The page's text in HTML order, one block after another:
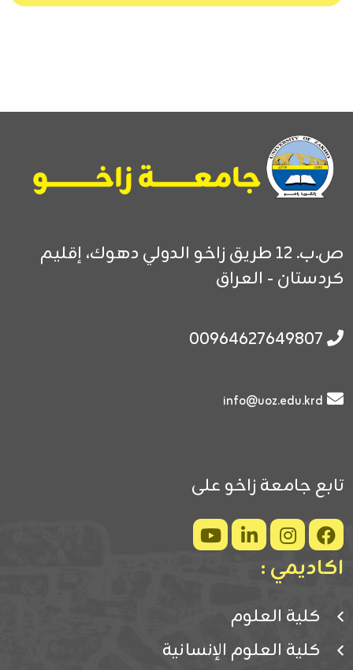
ص.ب. 12 طريق زاخو الدولي دهوك، إقليم
كردستان - العراق
00964627649807
info@uoz.edu.krd
تابع جامعة زاخو على
اكاديمي :
كلية العلوم
كلية العلوم الإنسانية